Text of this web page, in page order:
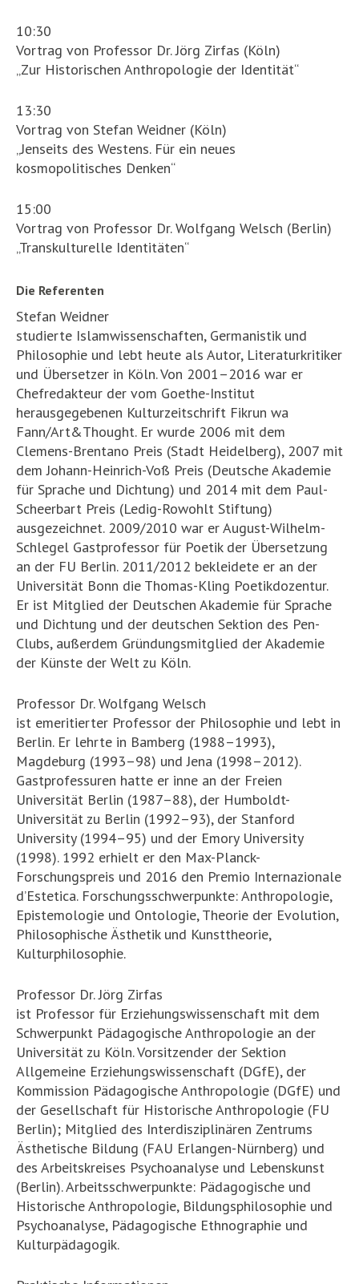
10:30
Vortrag von Professor Dr. Jörg Zirfas (Köln)
„Zur Historischen Anthropologie der Identität“
13:30
Vortrag von Stefan Weidner (Köln)
„Jenseits des Westens. Für ein neues
kosmopolitisches Denken“
15:00
Vortrag von Professor Dr. Wolfgang Welsch (Berlin)
„Transkulturelle Identitäten“
Die Referenten
Stefan Weidner
studierte Islamwissenschaften, Germanistik und
Philosophie und lebt heute als Autor, Literaturkritiker
und Übersetzer in Köln. Von 2001–2016 war er
Chefredakteur der vom Goethe-Institut
herausgegebenen Kulturzeitschrift Fikrun wa
Fann/Art&Thought. Er wurde 2006 mit dem
Clemens-Brentano Preis (Stadt Heidelberg), 2007 mit
dem Johann-Heinrich-Voß Preis (Deutsche Akademie
für Sprache und Dichtung) und 2014 mit dem Paul-
Scheerbart Preis (Ledig-Rowohlt Stiftung)
ausgezeichnet. 2009/2010 war er August-Wilhelm-
Schlegel Gastprofessor für Poetik der Übersetzung
an der FU Berlin. 2011/2012 bekleidete er an der
Universität Bonn die Thomas-Kling Poetikdozentur.
Er ist Mitglied der Deutschen Akademie für Sprache
und Dichtung und der deutschen Sektion des Pen-
Clubs, außerdem Gründungsmitglied der Akademie
der Künste der Welt zu Köln.
Professor Dr. Wolfgang Welsch
ist emeritierter Professor der Philosophie und lebt in
Berlin. Er lehrte in Bamberg (1988–1993),
Magdeburg (1993–98) und Jena (1998–2012).
Gastprofessuren hatte er inne an der Freien
Universität Berlin (1987–88), der Humboldt-
Universität zu Berlin (1992–93), der Stanford
University (1994–95) und der Emory University
(1998). 1992 erhielt er den Max-Planck-
Forschungspreis und 2016 den Premio Internazionale
d’Estetica. Forschungsschwerpunkte: Anthropologie,
Epistemologie und Ontologie, Theorie der Evolution,
Philosophische Ästhetik und Kunsttheorie,
Kulturphilosophie.
Professor Dr. Jörg Zirfas
ist Professor für Erziehungswissenschaft mit dem
Schwerpunkt Pädagogische Anthropologie an der
Universität zu Köln. Vorsitzender der Sektion
Allgemeine Erziehungswissenschaft (DGfE), der
Kommission Pädagogische Anthropologie (DGfE) und
der Gesellschaft für Historische Anthropologie (FU
Berlin); Mitglied des Interdisziplinären Zentrums
Ästhetische Bildung (FAU Erlangen-Nürnberg) und
des Arbeitskreises Psychoanalyse und Lebenskunst
(Berlin). Arbeitsschwerpunkte: Pädagogische und
Historische Anthropologie, Bildungsphilosophie und
Psychoanalyse, Pädagogische Ethnographie und
Kulturpädagogik.